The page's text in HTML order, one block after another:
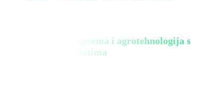
Biološka zaštita, oprema i agrotehnologija s
konkretnim rezultatima